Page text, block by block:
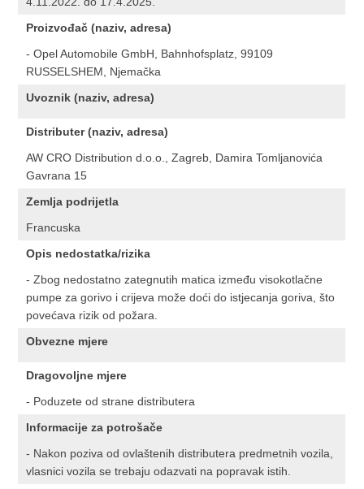
Proizvođač (naziv, adresa)
- Opel Automobile GmbH, Bahnhofsplatz, 99109
RUSSELSHEM, Njemačka
Uvoznik (naziv, adresa)
Distributer (naziv, adresa)
AW CRO Distribution d.o.o., Zagreb, Damira Tomljanovića
Gavrana 15
Zemlja podrijetla
Francuska
Opis nedostatka/rizika
- Zbog nedostatno zategnutih matica između visokotlačne
pumpe za gorivo i crijeva može doći do istjecanja goriva, što
povećava rizik od požara.
Obvezne mjere
Dragovoljne mjere
- Poduzete od strane distributera
Informacije za potrošače
- Nakon poziva od ovlaštenih distributera predmetnih vozila,
vlasnici vozila se trebaju odazvati na popravak istih.